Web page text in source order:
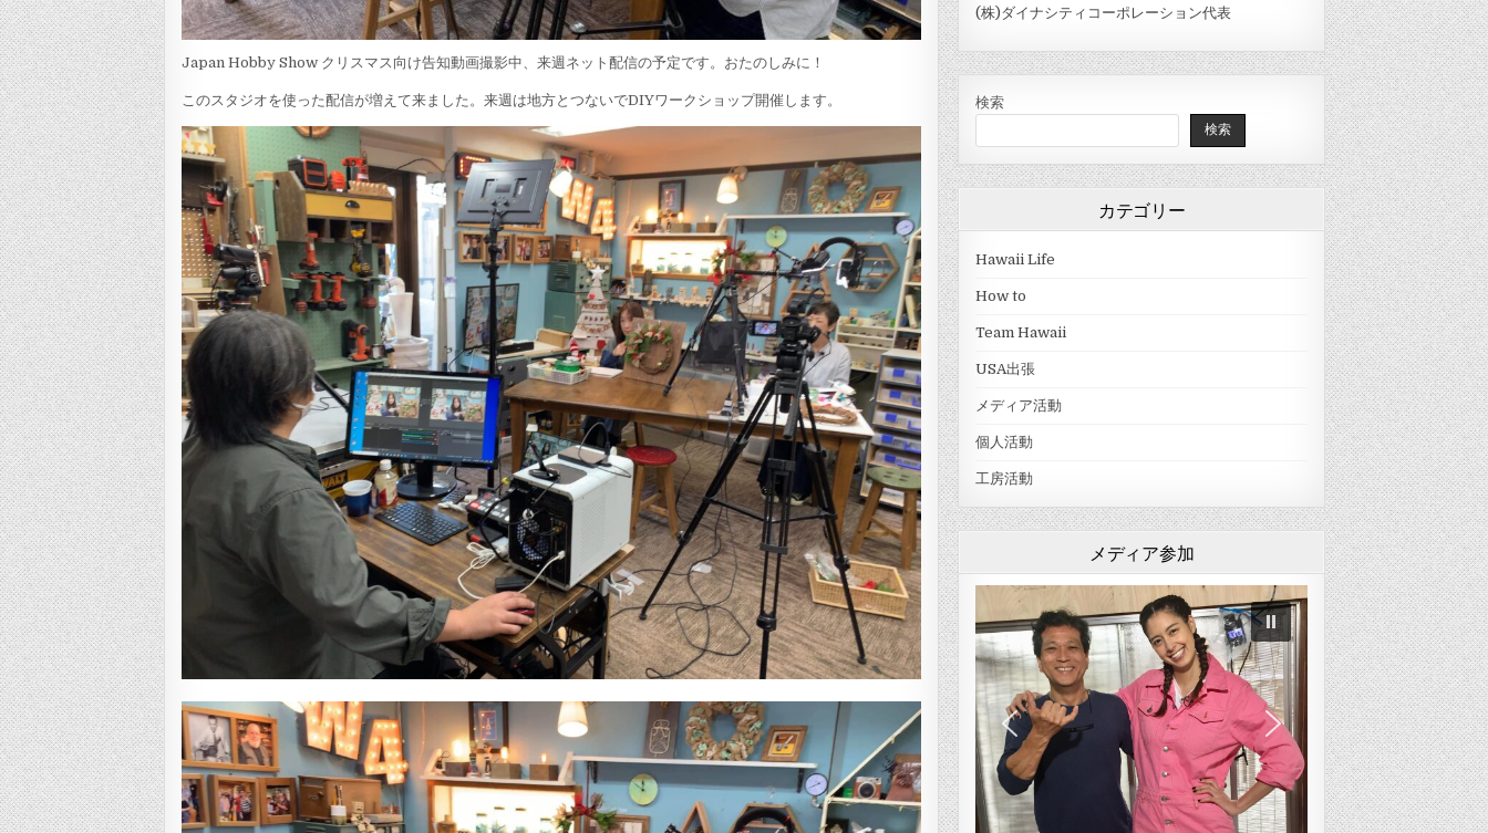
Japan Hobby Show クリスマス向け告知動画撮影中、来週ネット配信の予定です。おたのしみに！
このスタジオを使った配信が増えて来ました。来週は地方とつないでDIYワークショップ開催します。
(株)ダイナシティコーポレーション代表
検索
検索
カテゴリー
Hawaii Life
How to
Team Hawaii
USA出張
メディア活動
個人活動
工房活動
メディア参加